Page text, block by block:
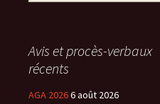
Avis et procès-verbaux
récents
AGA 20266 août 2026